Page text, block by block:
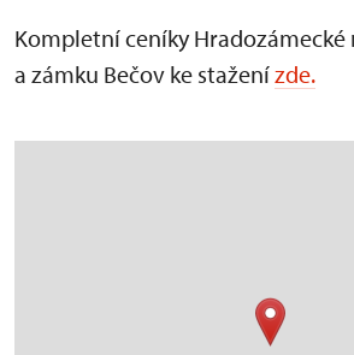
Kompletní ceníky Hradozámecké
a zámku Bečov ke staženízde.